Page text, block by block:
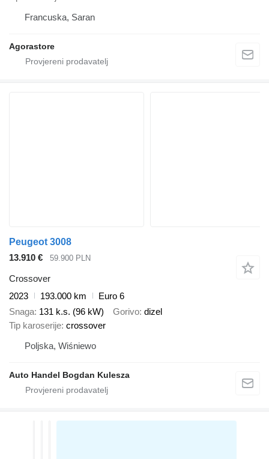
Francuska, Saran
Agorastore
Peugeot 3008
13.910 €
59.900 PLN
Crossover
2023
193.000 km
Euro 6
Snaga 131 k.s. (96 kW) Gorivo dizel
Tip karoserije crossover
Poljska, Wiśniewo
Auto Handel Bogdan Kulesza